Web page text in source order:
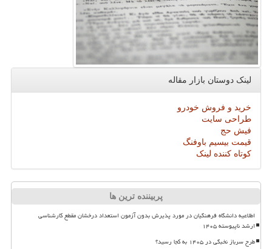
لینک دوستان بازار مقاله
خرید و فروش خودرو
طراحی سایت
فیش حج
قیمت بیسیم باوفنگ
کوتاه کننده لینک
پربیننده ترین ها
اطلاعیه دانشگاه فرهنگیان در مورد پذیرش بدون آزمون استعداد درخشان مقطع کارشناسی
ارشد ناپیوسته ۱۴۰۵
طرح سرباز نخبگی در ۱۴۰۵ به کجا رسید؟